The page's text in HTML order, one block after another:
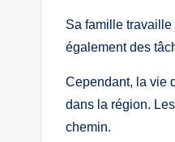
Sa famille
également des
Cependant, la vie
dans la région.
chemin.